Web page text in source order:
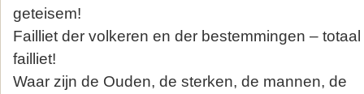
geteisem!
Failliet der volkeren en der bestemmingen – totaal
failliet!
Waar zijn de Ouden, de sterken, de mannen, de